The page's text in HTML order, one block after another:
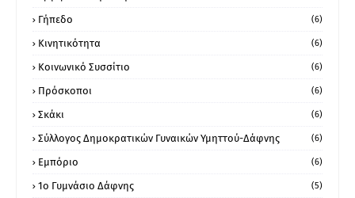
Γήπεδο (6)
Κινητικότητα (6)
Κοινωνικό Συσσίτιο (6)
Πρόσκοποι (6)
Σκάκι (6)
Σύλλογος Δημοκρατικών Γυναικών Υμηττού-Δάφνης (6)
Εμπόριο (6)
1ο Γυμνάσιο Δάφνης (5)